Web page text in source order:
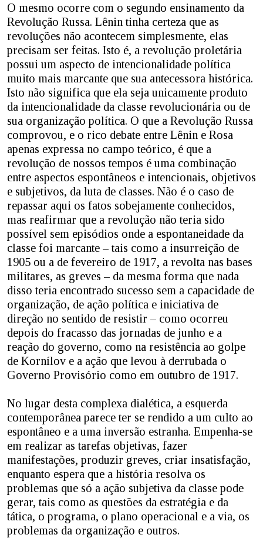
O mesmo ocorre com o segundo ensinamento da
Revolução Russa. Lênin tinha certeza que as
revoluções não acontecem simplesmente, elas
precisam ser feitas. Isto é, a revolução proletária
possui um aspecto de intencionalidade política
muito mais marcante que sua antecessora histórica.
Isto não significa que ela seja unicamente produto
da intencionalidade da classe revolucionária ou de
sua organização política. O que a Revolução Russa
comprovou, e o rico debate entre Lênin e Rosa
apenas expressa no campo teórico, é que a
revolução de nossos tempos é uma combinação
entre aspectos espontâneos e intencionais, objetivos
e subjetivos, da luta de classes. Não é o caso de
repassar aqui os fatos sobejamente conhecidos,
mas reafirmar que a revolução não teria sido
possível sem episódios onde a espontaneidade da
classe foi marcante – tais como a insurreição de
1905 ou a de fevereiro de 1917, a revolta nas bases
militares, as greves – da mesma forma que nada
disso teria encontrado sucesso sem a capacidade de
organização, de ação política e iniciativa de
direção no sentido de resistir – como ocorreu
depois do fracasso das jornadas de junho e a
reação do governo, como na resistência ao golpe
de Kornílov e a ação que levou à derrubada o
Governo Provisório como em outubro de 1917.
No lugar desta complexa dialética, a esquerda
contemporânea parece ter se rendido a um culto ao
espontâneo e a uma inversão estranha. Empenha-se
em realizar as tarefas objetivas, fazer
manifestações, produzir greves, criar insatisfação,
enquanto espera que a história resolva os
problemas que só a ação subjetiva da classe pode
gerar, tais como as questões da estratégia e da
tática, o programa, o plano operacional e a via, os
problemas da organização e outros.